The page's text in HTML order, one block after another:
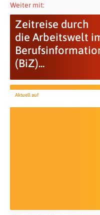
Weiter mit:
Zeitreise durch
die Arbeitswelt
(BiZ)...
Aktuell auf